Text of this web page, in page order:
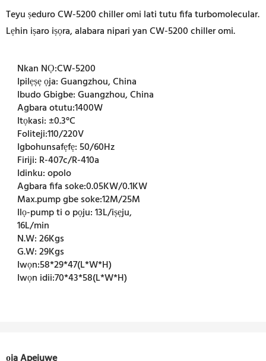
Teyu ṣeduro CW-5200 chiller omi lati tutu fifa turbomolecular.
Lẹhin iṣaro iṣọra, alabara nipari yan CW-5200 chiller omi.
Nkan NỌ:CW-5200
Ipilẹṣẹ ọja:Guangzhou, China
Ibudo Gbigbe:Guangzhou, China
Agbara otutu:1400W
Itọkasi:±0.3°C
Foliteji:110/220V
Igbohunsafẹfẹ:50/60Hz
Firiji: R-407c/R-410a
Idinku:opolo
Agbara fifa soke:0.05KW/0.1KW
Max.pump gbe soke:12M/25M
Ilọ-pump ti o pọju:13L/iṣẹju,
16L/min
N.W:26Kgs
G.W:29Kgs
Iwọn:58*29*47(L*W*H)
Iwọn idii:70*43*58(L*W*H)